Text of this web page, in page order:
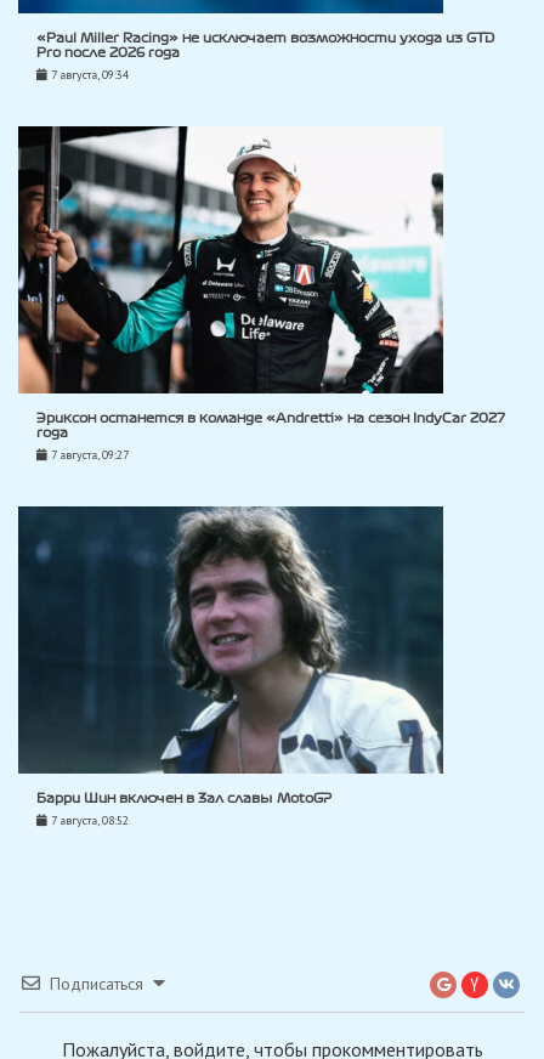
«Paul Miller Racing» не исключает возможности ухода из GTD
Pro после 2026 года
7 августа, 09:34
Эриксон останется в команде «Andretti» на сезон IndyCar 2027
года
7 августа, 09:27
Барри Шин включен в Зал славы MotoGP
7 августа, 08:52
Подписаться
Пожалуйста, войдите, чтобы прокомментировать